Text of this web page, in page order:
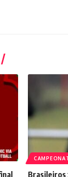
Brasileiros